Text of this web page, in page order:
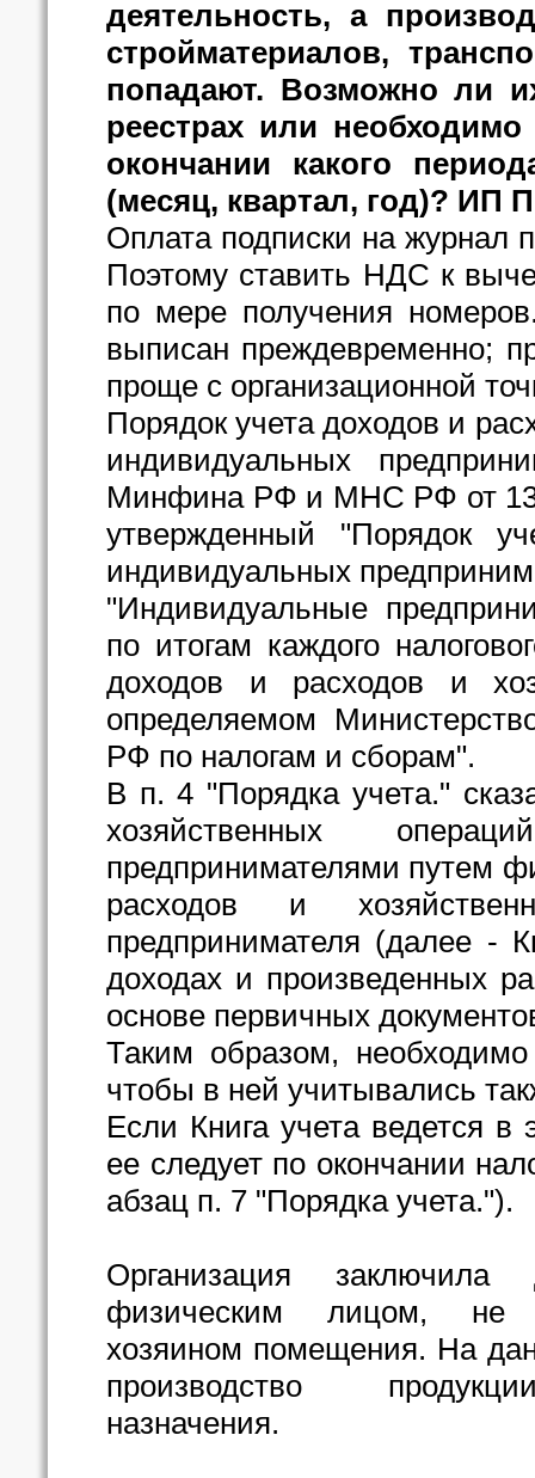
деятельность, а
стройматериалов,
попадают. Возможно ли
реестрах или
окончании какого
(месяц, квартал, год)? ИП
Оплата подписки на журнал
Поэтому ставить НДС к
по мере получения
выписан преждевременно;
проще с организационной
Порядок учета доходов и
индивидуальных
Минфина РФ и МНС РФ от
утвержденный "Порядок
индивидуальных
"Индивидуальные
по итогам каждого
доходов и расходов и
определяемом
РФ по налогам и сборам".
В п. 4 "Порядка учета."
хозяйственных
предпринимателями путем
расходов и
предпринимателя (далее -
доходах и произведенных
основе первичных
Таким образом,
чтобы в ней учитывались
Если Книга учета ведется в
ее следует по окончании
абзац п. 7 "Порядка учета.").
Организация
физическим лицом, не
хозяином помещения. На
производство
назначения.